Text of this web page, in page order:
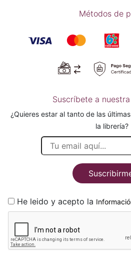
Métodos de
Suscríbete a
¿Quieres estar al tanto de las
la librería?
He leido y acepto la